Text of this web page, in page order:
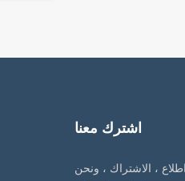
اشترك معنا
، الاشتراك ، ونحن